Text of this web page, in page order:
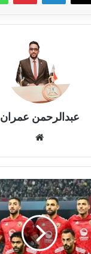
عبدالرحمن عمران